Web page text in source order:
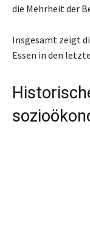
die Mehrheit der
Insgesamt zeigt
Essen in den